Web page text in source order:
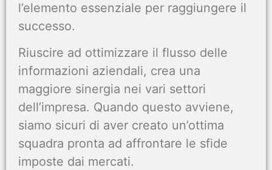
l’elemento essenziale per raggiungere il
successo.
Riuscire ad ottimizzare il flusso delle
informazioni aziendali, crea una
maggiore sinergia nei vari settori
dell’impresa. Quando questo avviene,
siamo sicuri di aver creato un’ottima
squadra pronta ad affrontare le sfide
imposte dai mercati.